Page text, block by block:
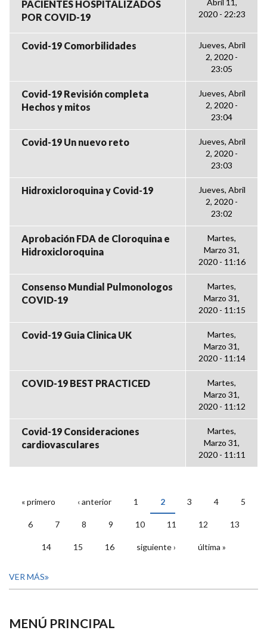
PACIENTES HOSPITALIZADOS
POR COVID-19
Abril 11,
2020 - 22:23
Covid-19 Comorbilidades
Jueves, Abril
2, 2020 -
23:05
Covid-19 Revisión completa
Hechos y mitos
Jueves, Abril
2, 2020 -
23:04
Covid-19 Un nuevo reto
Jueves, Abril
2, 2020 -
23:03
Hidroxicloroquina y Covid-19
Jueves, Abril
2, 2020 -
23:02
Aprobación FDA de Cloroquina e
Hidroxicloroquina
Martes,
Marzo 31,
2020 - 11:16
Consenso Mundial Pulmonologos
COVID-19
Martes,
Marzo 31,
2020 - 11:15
Covid-19 Guia Clinica UK
Martes,
Marzo 31,
2020 - 11:14
COVID-19 BEST PRACTICED
Martes,
Marzo 31,
2020 - 11:12
Covid-19 Consideraciones
cardiovasculares
Martes,
Marzo 31,
2020 - 11:11
PÁGINAS
« primero ‹ anterior 1 2 3 4 5
6 7 8 9 10 11 12 13
14 15 16 siguiente › última »
VER MÁS
MENÚ PRINCIPAL